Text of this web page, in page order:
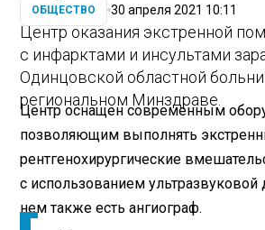
ОБЩЕСТВО 30 апреля 2021 10:11
Центр оказания экстренной
с инфарктами и инсультами
Одинцовской областной
региональном Минздраве.
Центр оснащен современным
позволяющим выполнять
рентгенохирургические
с использованием ультразвуковой
нем также есть ангиограф.